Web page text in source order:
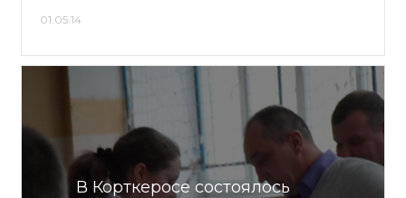
01.05.14
В Корткеросе состоялось